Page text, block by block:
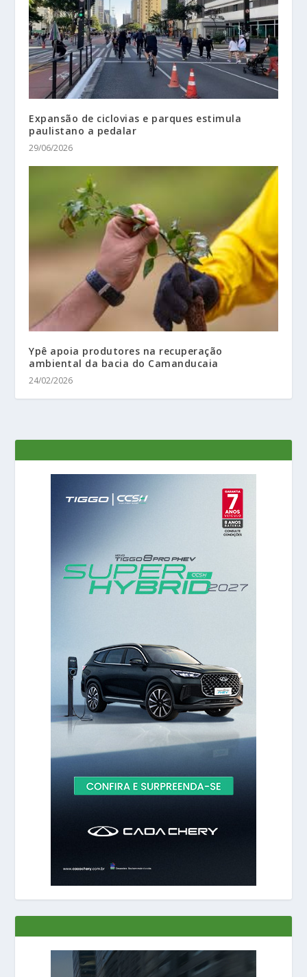
Expansão de ciclovias e parques estimula
paulistano a pedalar
29/06/2026
Ypê apoia produtores na recuperação
ambiental da bacia do Camanducaia
24/02/2026